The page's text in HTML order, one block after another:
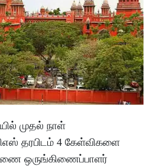
முதல் நாள்
தரபிடம் 4 கேள்விகளை
இணை ஒருங்கிணைப்பாளர்